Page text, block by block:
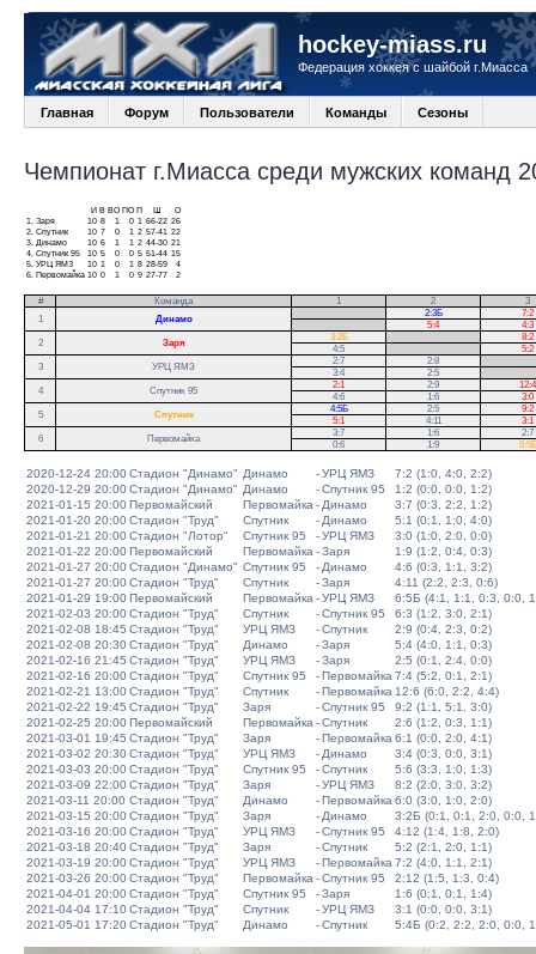
hockey-miass.ru
Федерация хоккея с шайбой г.Миасса
Главная Форум Пользователи Команды Сезоны
Чемпионат г.Миасса среди мужских команд
И В ВО ПО П
О
1.
Заря 10 8 1 0 1 66-22 26
2. Спутник 10 7 0 1 2 57-41
22
3.
Динамо 10 6 1 1 2 44-30 21
4. Спутник 95 10 5 0 0 5 51-44 15
5. УРЦ ЯМЗ 10 1 0 1 8 28-59
4
6.
Первомайка 10 0 1 0 9 27-77 2
# Команда 1 2
3
1
Динамо
2:3Б
7:2
5:4
4:3
2
Заря
3:2Б
8:2
4:5
5:2
3
УРЦ ЯМЗ
2:7 2:8
3:4
2:5
4
Спутник 95
2:1 2:9
12:4
4:6
1:6
3:0
5
Спутник
4:5Б 2:5
9:2
5:1
4:11
3:1
6
Первомайка
3:7 1:6
2:7
0:6
1:9 6:5Б
2020-12-24 20:00Стадион "Динамо" Динамо -УРЦ ЯМЗ
7:2 (1:0, 4:0, 2:2)
2020-12-29 20:00Стадион "Динамо" Динамо -Спутник 95
1:2 (0:0, 0:0, 1:2)
2021-01-15 20:00Первомайский Первомайка - Динамо
3:7 (0:3, 2:2, 1:2)
2021-01-20 20:00Стадион "Труд" Спутник - Динамо
5:1 (0:1, 1:0, 4:0)
2021-01-21 20:00Стадион "Лотор" Спутник 95 -УРЦ ЯМЗ
3:0 (1:0, 2:0, 0:0)
2021-01-22 20:00Первомайский Первомайка -Заря
1:9 (1:2, 0:4, 0:3)
2021-01-27 20:00Стадион "Динамо" Спутник 95 - Динамо
4:6 (0:3, 1:1, 3:2)
2021-01-27 20:00Стадион "Труд" Спутник -Заря
4:11 (2:2, 2:3, 0:6)
2021-01-29 19:00Первомайский Первомайка -УРЦ ЯМЗ
6:5Б (4:1, 1:1, 0:3, 0:0,
2021-02-03 20:00Стадион "Труд" Спутник -Спутник 95
6:3 (1:2, 3:0, 2:1)
2021-02-08 18:45 Стадион "Труд" УРЦ ЯМЗ -Спутник
2:9 (0:4, 2:3, 0:2)
2021-02-08 20:30Стадион "Труд" Динамо -Заря
5:4 (4:0, 1:1, 0:3)
2021-02-16 21:45 Стадион "Труд" УРЦ ЯМЗ -Заря
2:5 (0:1, 2:4, 0:0)
2021-02-16 20:00Стадион "Труд" Спутник 95 -Первомайка 7:4 (5:2, 0:1, 2:1)
2021-02-21 13:00Стадион "Труд" Спутник -Первомайка 12:6 (6:0, 2:2, 4:4)
2021-02-22 19:45 Стадион "Труд" Заря -Спутник 95
9:2 (1:1, 5:1, 3:0)
2021-02-25 20:00Первомайский Первомайка -Спутник
2:6 (1:2, 0:3, 1:1)
2021-03-01 19:45 Стадион "Труд" Заря -Первомайка 6:1 (0:0, 2:0, 4:1)
2021-03-02 20:30Стадион "Труд" УРЦ ЯМЗ - Динамо
3:4 (0:3, 0:0, 3:1)
2021-03-03 20:00Стадион "Труд" Спутник 95 -Спутник
5:6 (3:3, 1:0, 1:3)
2021-03-09 22:00Стадион "Труд" Заря -УРЦ ЯМЗ
8:2 (2:0, 3:0, 3:2)
2021-03-11 20:00 Стадион "Труд" Динамо -Первомайка 6:0 (3:0, 1:0, 2:0)
2021-03-15 20:00Стадион "Труд" Заря - Динамо
3:2Б (0:1, 0:1, 2:0, 0:0,
2021-03-16 20:00Стадион "Труд" УРЦ ЯМЗ -Спутник 95
4:12 (1:4, 1:8, 2:0)
2021-03-18 20:40Стадион "Труд" Заря -Спутник
5:2 (2:1, 2:0, 1:1)
2021-03-19 20:00Стадион "Труд" УРЦ ЯМЗ -Первомайка 7:2 (4:0, 1:1, 2:1)
2021-03-26 20:00Стадион "Труд" Первомайка -Спутник 95
2:12 (1:5, 1:3, 0:4)
2021-04-01 20:00Стадион "Труд" Спутник 95 -Заря
1:6 (0:1, 0:1, 1:4)
2021-04-04 17:10Стадион "Труд" Спутник -УРЦ ЯМЗ
3:1 (0:0, 0:0, 3:1)
2021-05-01 17:20Стадион "Труд" Динамо -Спутник 5:4Б (0:2, 2:2, 2:0, 0:0,